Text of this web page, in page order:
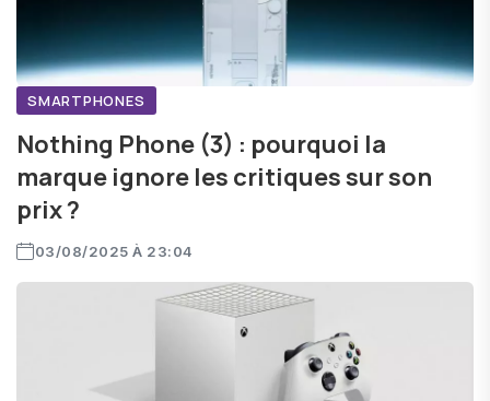
SMARTPHONES
Nothing Phone (3) : pourquoi la
marque ignore les critiques sur son
prix ?
03/08/2025 À 23:04